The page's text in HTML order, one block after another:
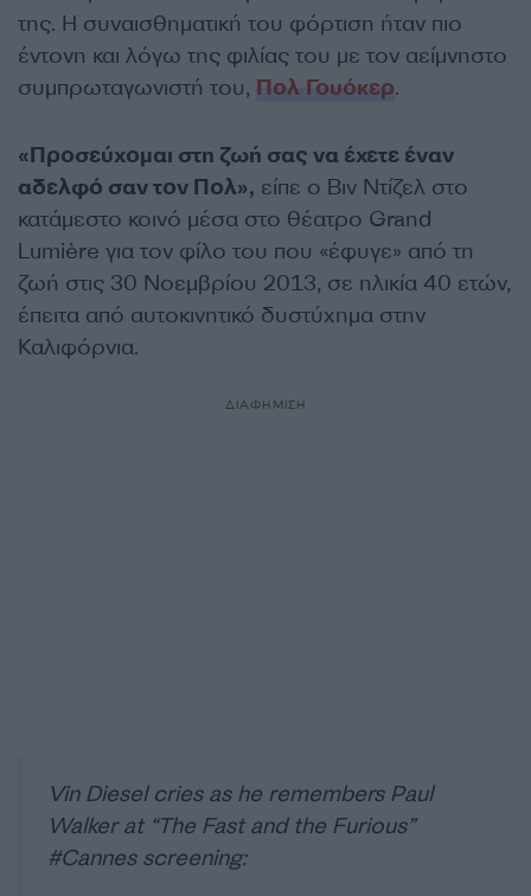
της. Η συναισθηματική του φόρτιση ήταν πιο
έντονη και λόγω της φιλίας του με τον αείμνηστο
συμπρωταγωνιστή του, Πολ Γουόκερ.
«Προσεύχομαι στη ζωή σας να έχετε έναν
αδελφό σαν τον Πολ», είπε ο Βιν Ντίζελ στο
κατάμεστο κοινό μέσα στο θέατρο Grand
Lumière για τον φίλο του που «έφυγε» από τη
ζωή στις 30 Νοεμβρίου 2013, σε ηλικία 40 ετών,
έπειτα από αυτοκινητικό δυστύχημα στην
Καλιφόρνια.
ΔΙΑΦΗΜΙΣΗ
Vin Diesel cries as he remembers Paul
Walker at “The Fast and the Furious”
#Cannesscreening: